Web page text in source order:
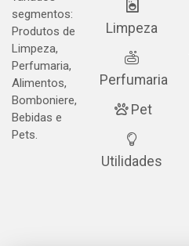
segmentos:
Produtos de
Limpeza,
Perfumaria,
Alimentos,
Bomboniere,
Bebidas e
Pets.
Limpeza
Perfumaria
Pet
Utilidades